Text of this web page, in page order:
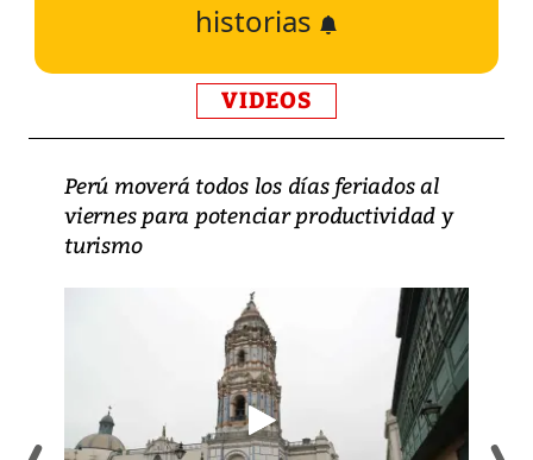
historias
VIDEOS
Perú moverá todos los días feriados al
viernes para potenciar productividad y
turismo